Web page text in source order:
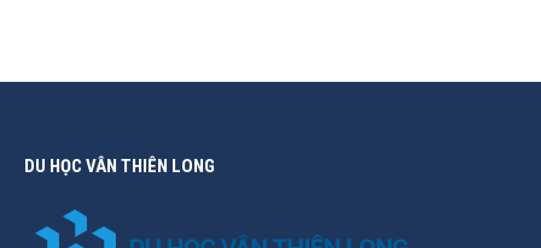
DU HỌC VÂN THIÊN LONG